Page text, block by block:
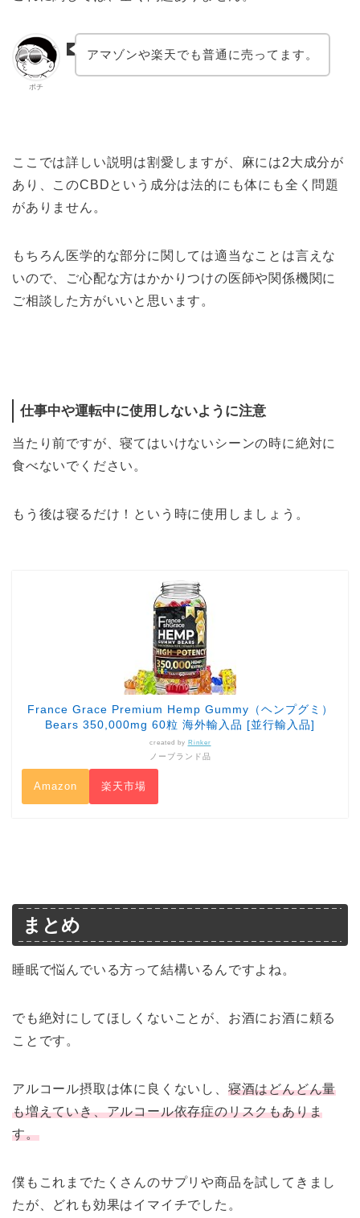
ポチ
アマゾンや楽天でも普通に売ってます。
ここでは詳しい説明は割愛しますが、麻には2大成分が
あり、このCBDという成分は法的にも体にも全く問題
がありません。
もちろん医学的な部分に関しては適当なことは言えな
いので、ご心配な方はかかりつけの医師や関係機関に
ご相談した方がいいと思います。
仕事中や運転中に使用しないように注意
当たり前ですが、寝てはいけないシーンの時に絶対に
食べないでください。
もう後は寝るだけ！という時に使用しましょう。
France Grace Premium Hemp Gummy（ヘンプグミ）
Bears 350,000mg 60粒 海外輸入品 [並行輸入品]
created by Rinker
ノーブランド品
Amazon 楽天市場
まとめ
睡眠で悩んでいる方って結構いるんですよね。
でも絶対にしてほしくないことが、お酒にお酒に頼る
ことです。
アルコール摂取は体に良くないし、 寝酒はどんどん量
も増えていき、アルコール依存症のリスクもありま
す。
僕もこれまでたくさんのサプリや商品を試してきまし
たが、どれも効果はイマイチでした。